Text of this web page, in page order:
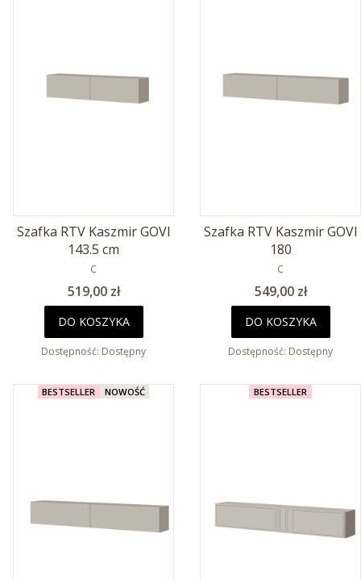
Szafka RTV Kaszmir GOVI
143.5 cm
PRODUCENT
C
Cena
519,00 zł
DO KOSZYKA
Dostępność: Dostępny
Szafka RTV Kaszmir GOVI
180
PRODUCENT
C
Cena
549,00 zł
DO KOSZYKA
Dostępność: Dostępny
BESTSELLER NOWOŚĆ BESTSELLER